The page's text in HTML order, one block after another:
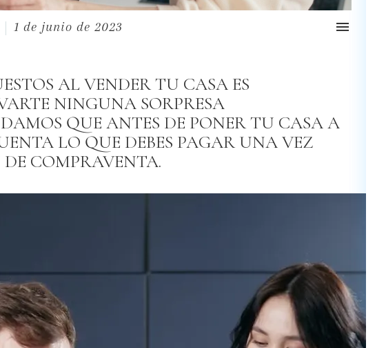

1 de junio de 2023
AL VENDER TU CASA ES
NINGUNA SORPRESA
QUE ANTES DE PONER TU CASA A
LO QUE DEBES PAGAR UNA VEZ
COMPRAVENTA.